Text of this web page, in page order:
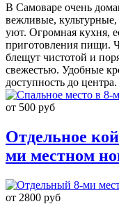
В Самоваре очень
вежливые,
уют. Огромная кухня,
приготовления пищи.
блещут чистотой и
свежестью. Удобные
доступность до центра.
от 500 руб
Отдельное
ми местном
от 2800 руб